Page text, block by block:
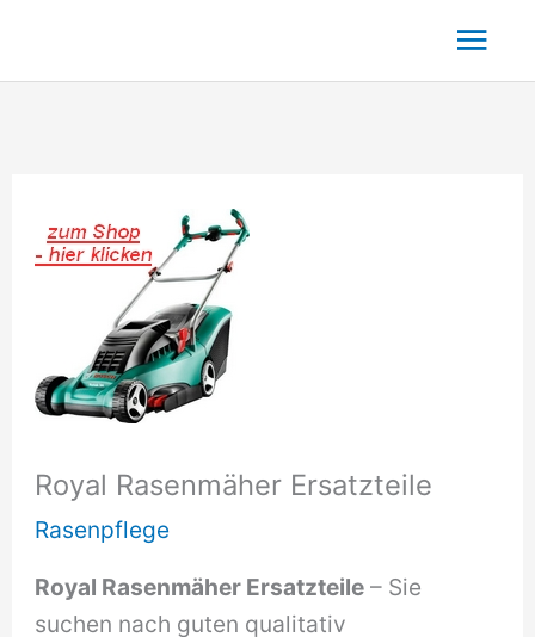
springen
Royal Rasenmäher Ersatzteile
Rasenpflege
Royal Rasenmäher Ersatzteile – Sie
suchen nach guten qualitativ